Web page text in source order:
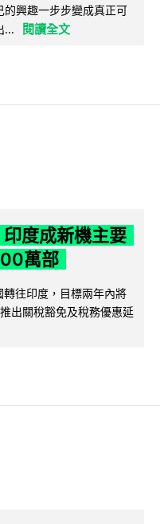
興趣一步步變成真正可
...
閱讀全文
度成新機主要
萬部
往印度，目標兩年內將
出關稅豁免及稅務優惠延